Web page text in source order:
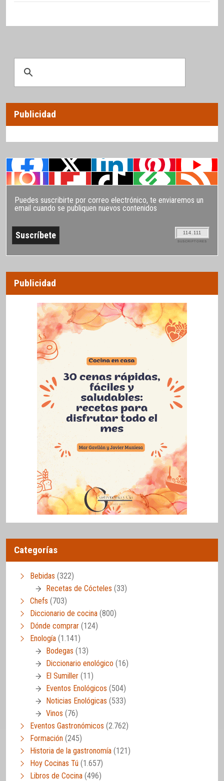
Publicidad
Puedes suscribirte por correo electrónico, te enviaremos un
email cuando se publiquen nuevos contenidos
114.111
SUSCRIPTORES
Publicidad
Categorías
Bebidas (322)
Recetas de Cócteles (33)
Chefs (703)
Diccionario de cocina (800)
Dónde comprar (124)
Enología (1.141)
Bodegas (13)
Diccionario enológico (16)
El Sumiller (11)
Eventos Enológicos (504)
Noticias Enológicas (533)
Vinos (76)
Eventos Gastronómicos (2.762)
Formación (245)
Historia de la gastronomía (121)
Hoy Cocinas Tú (1.657)
Libros de Cocina (496)